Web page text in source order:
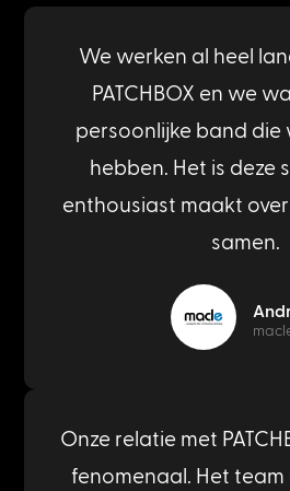
We werken al heel
PATCHBOX en we
persoonlijke band die
hebben. Het is deze
enthousiast maakt
samen.
Onze relatie met
fenomenaal. Het